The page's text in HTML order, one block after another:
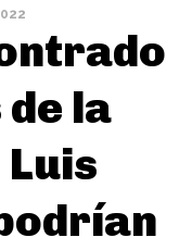
la
Luis